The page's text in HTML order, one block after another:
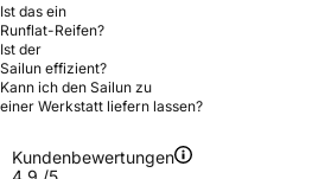
Ist das ein
Runflat-Reifen?
Ist der
Sailun effizient?
Kann ich den Sailun zu
einer Werkstatt liefern lassen?
Kundenbewertungen